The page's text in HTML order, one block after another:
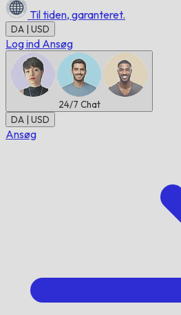
Til tiden, garanteret.
DA | USD
Log ind Ansøg
24/7 Chat
DA | USD
Ansøg